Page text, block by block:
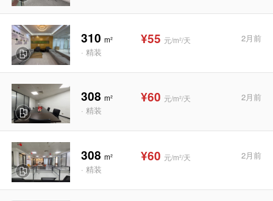
310 m²
· 精装
¥55 元/m²/天 2月前
308 m²
· 精装
¥60 元/m²/天 2月前
308 m²
· 精装
¥60 元/m²/天 2月前